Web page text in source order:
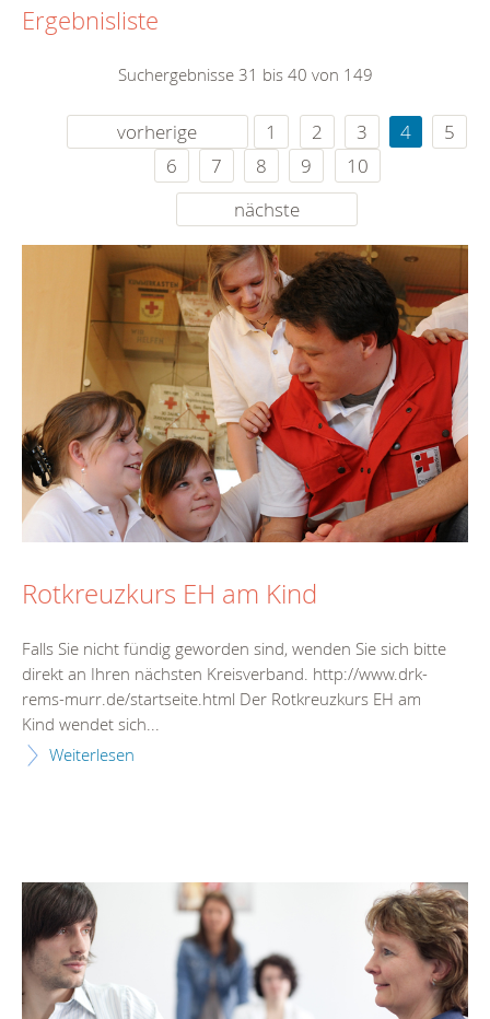
Ergebnisliste
Suchergebnisse 31 bis 40 von 149
vorherige 1 2 3 4
5
6
7 8 9
10
nächste
Rotkreuzkurs EH am Kind
Falls Sie nicht fündig geworden sind, wenden Sie sich bitte
direkt an Ihren nächsten Kreisverband. http://www.drk-
rems-murr.de/startseite.html Der Rotkreuzkurs EH am
Kind wendet sich...
Weiterlesen